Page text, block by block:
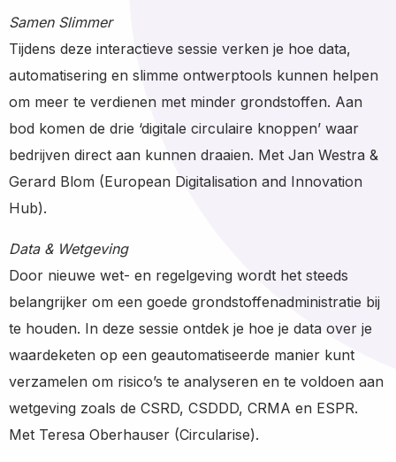
Samen Slimmer
Tijdens deze interactieve sessie verken je hoe data,
automatisering en slimme ontwerptools kunnen helpen
om meer te verdienen met minder grondstoffen. Aan
bod komen de drie ‘digitale circulaire knoppen’ waar
bedrijven direct aan kunnen draaien. Met Jan Westra &
Gerard Blom (European Digitalisation and Innovation
Hub).
Data & Wetgeving
Door nieuwe wet- en regelgeving wordt het steeds
belangrijker om een goede grondstoffenadministratie bij
te houden. In deze sessie ontdek je hoe je data over je
waardeketen op een geautomatiseerde manier kunt
verzamelen om risico’s te analyseren en te voldoen aan
wetgeving zoals de CSRD, CSDDD, CRMA en ESPR.
Met Teresa Oberhauser (Circularise).